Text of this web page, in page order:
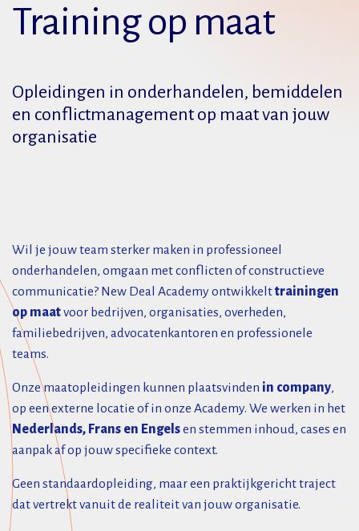
Training op maat
Opleidingen in onderhandelen, bemiddelen
en conflictmanagement op maat van jouw
organisatie
Wil je jouw team sterker maken in professioneel
onderhandelen, omgaan met conflicten of constructieve
communicatie? New Deal Academy ontwikkelttrainingen
op maatvoor bedrijven, organisaties, overheden,
familiebedrijven, advocatenkantoren en professionele
teams.
Onze maatopleidingen kunnen plaatsvinden in company,
op een externe locatie of in onze Academy. We werken in het
Nederlands, Frans en Engelsen stemmen inhoud, cases en
aanpak af op jouw specifieke context.
Geen standaardopleiding, maar een praktijkgericht traject
dat vertrekt vanuit de realiteit van jouw organisatie.